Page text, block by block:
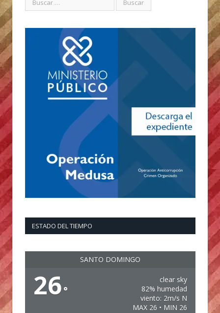
ESTADO DEL TIEMPO
SANTO DOMINGO
26°
clear sky
82% humedad
viento: 2m/s N
MAX 26 • MIN 26